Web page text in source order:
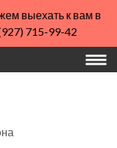
выехать к вам в
715-99-42